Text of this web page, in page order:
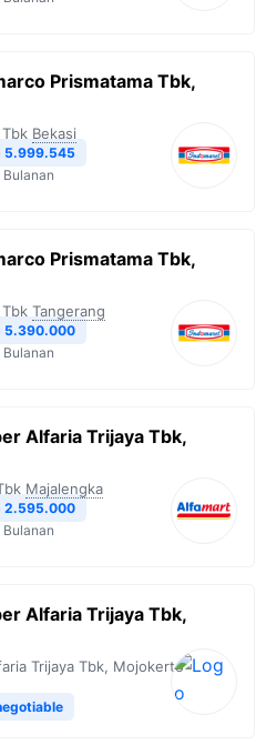
k
Prismatama Tbk,
Bekasi
5.999.545
Bulanan
Prismatama Tbk,
Tangerang
5.390.000
Bulanan
Alfaria Trijaya Tbk,
Majalengka
2.595.000
Bulanan
Alfaria Trijaya Tbk,
Trijaya Tbk, Mojokerto